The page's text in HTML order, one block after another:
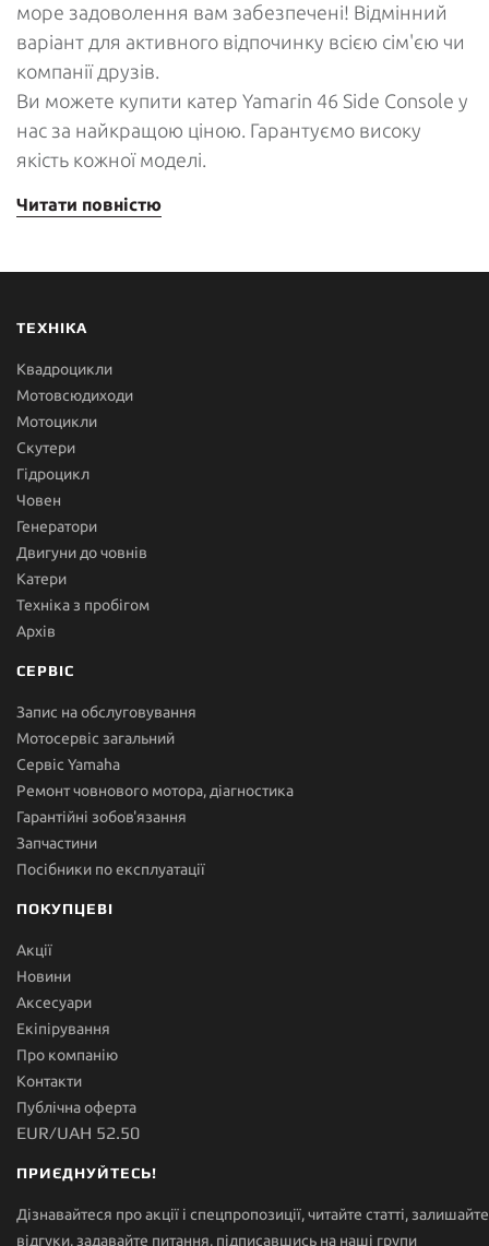
море задоволення вам забезпечені! Відмінний
варіант для активного відпочинку всією сім'єю чи
компанії друзів.
Ви можете купити катер Yamarin 46 Side Console у
нас за найкращою ціною. Гарантуємо високу
якість кожної моделі.
Читати повністю
ТЕХНІКА
Квадроцикли
Мотовсюдиходи
Мотоцикли
Скутери
Гідроцикл
Човен
Генератори
Двигуни до човнів
Катери
Техніка з пробігом
Архів
СЕРВІС
Запис на обслуговування
Мотосервіс загальний
Сервіс Yamaha
Ремонт човнового мотора, діагностика
Гарантійні зобов'язання
Запчастини
Посібники по експлуатації
ПОКУПЦЕВІ
Акції
Новини
Аксесуари
Екіпірування
Про компанію
Контакти
Публічна оферта
EUR/UAH 52.50
ПРИЄДНУЙТЕСЬ!
Дізнавайтеся про акції і спецпропозиції, читайте статті, залишайте
відгуки, задавайте питання, підписавшись на наші групи